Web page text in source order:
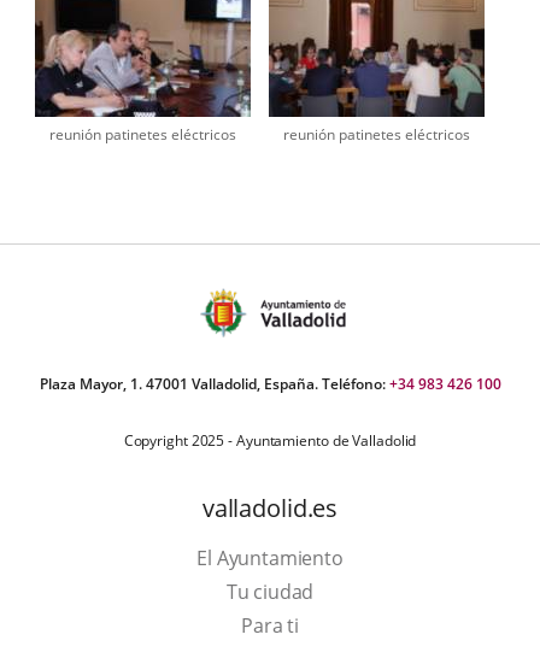
reunión patinetes eléctricos reunión patinetes eléctricos
Plaza Mayor, 1. 47001 Valladolid, España. Teléfono:+34 983 426 100
Copyright 2025 - Ayuntamiento de Valladolid
valladolid.es
El Ayuntamiento
Tu ciudad
Para ti